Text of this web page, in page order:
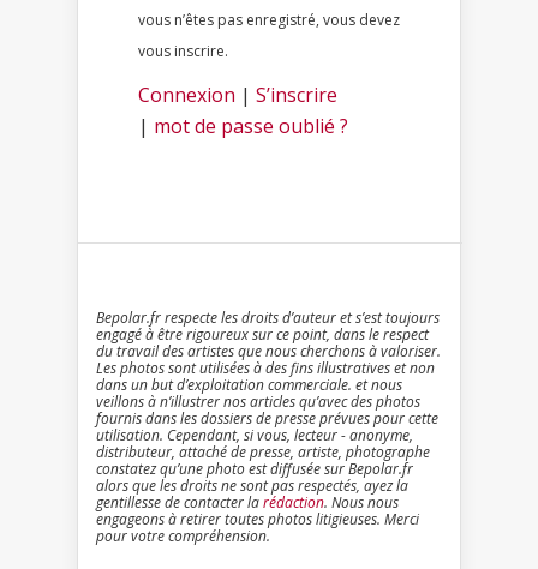
vous n’êtes pas enregistré, vous devez
vous inscrire.
Connexion | S’inscrire
| mot de passe oublié ?
Bepolar.fr respecte les droits d’auteur et s’est toujours
engagé à être rigoureux sur ce point, dans le respect
du travail des artistes que nous cherchons à valoriser.
Les photos sont utilisées à des fins illustratives et non
dans un but d’exploitation commerciale. et nous
veillons à n’illustrer nos articles qu’avec des photos
fournis dans les dossiers de presse prévues pour cette
utilisation. Cependant, si vous, lecteur - anonyme,
distributeur, attaché de presse, artiste, photographe
constatez qu’une photo est diffusée sur Bepolar.fr
alors que les droits ne sont pas respectés, ayez la
gentillesse de contacter larédaction. Nous nous
engageons à retirer toutes photos litigieuses. Merci
pour votre compréhension.